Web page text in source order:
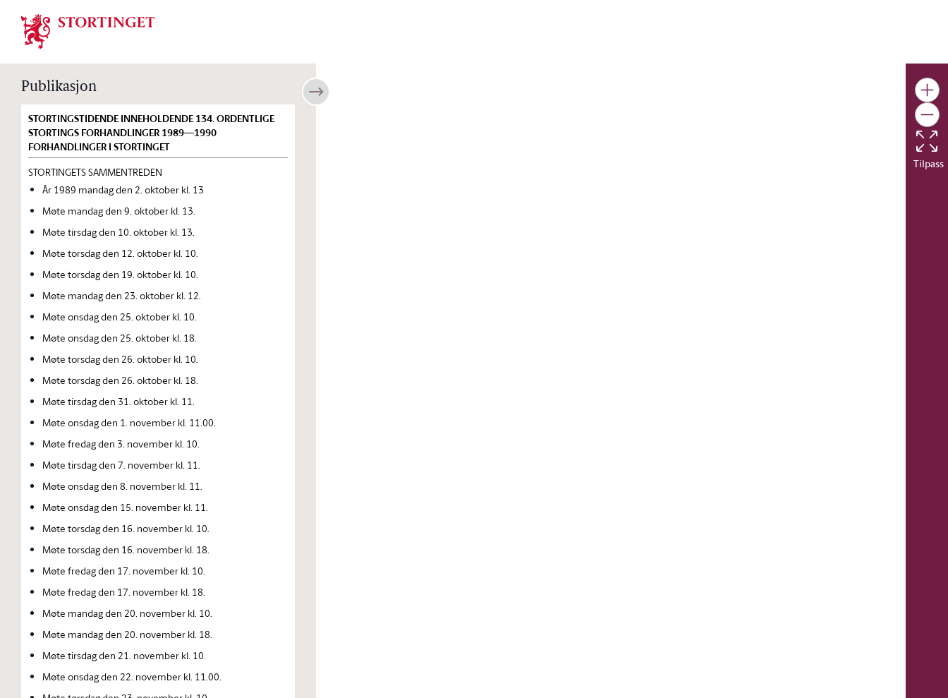
Stortinget.no
Publikasjon
STORTINGSTIDENDE INNEHOLDENDE 134. ORDENTLIGE
STORTINGS FORHANDLINGER 1989—1990
FORHANDLINGER I STORTINGET
STORTINGETS SAMMENTREDEN
År 1989 mandag den 2. oktober kl. 13
Møte mandag den 9. oktober kl. 13.
Møte tirsdag den 10. oktober kl. 13.
Møte torsdag den 12. oktober kl. 10.
Møte torsdag den 19. oktober kl. 10.
Møte mandag den 23. oktober kl. 12.
Møte onsdag den 25. oktober kl. 10.
Møte onsdag den 25. oktober kl. 18.
Møte torsdag den 26. oktober kl. 10.
Møte torsdag den 26. oktober kl. 18.
Møte tirsdag den 31. oktober kl. 11.
Møte onsdag den 1. november kl. 11.00.
Møte fredag den 3. november kl. 10.
Møte tirsdag den 7. november kl. 11.
Møte onsdag den 8. november kl. 11.
Møte onsdag den 15. november kl. 11.
Møte torsdag den 16. november kl. 10.
Møte torsdag den 16. november kl. 18.
Møte fredag den 17. november kl. 10.
Møte fredag den 17. november kl. 18.
Møte mandag den 20. november kl. 10.
Møte mandag den 20. november kl. 18.
Møte tirsdag den 21. november kl. 10.
Møte onsdag den 22. november kl. 11.00.